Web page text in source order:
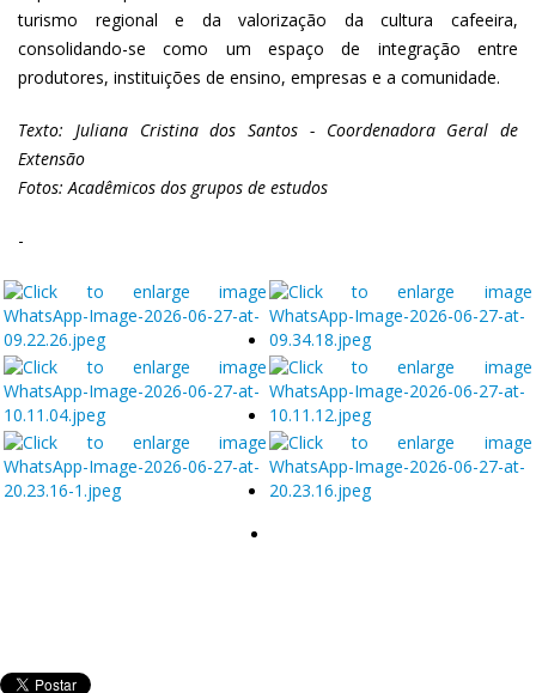
turismo regional e da valorização da cultura cafeeira,
consolidando-se como um espaço de integração entre
produtores, instituições de ensino, empresas e a comunidade.
Texto: Juliana Cristina dos Santos - Coordenadora Geral de
Extensão
Fotos: Acadêmicos dos grupos de estudos
-